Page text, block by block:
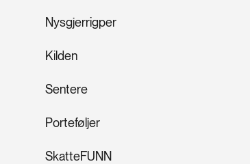
Nysgjerrigper
Kilden
Sentere
Porteføljer
SkatteFUNN